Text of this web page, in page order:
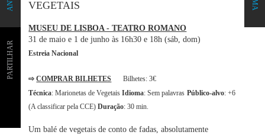
PARTILHAR
VEGETAIS
MUSEU DE LISBOA - TEATRO ROMANO
31 de maio e 1 de junho às 16h30 e 18h (sáb, dom)
Estreia Nacional
⇨COMPRAR BILHETES
Bilhetes: 3€
Técnica: Marionetas de VegetaisIdioma: Sem palavras Público-alvo: +6
(A classificar pela CCE)Duração: 30 min.
Um balé de vegetais de conto de fadas, absolutamente